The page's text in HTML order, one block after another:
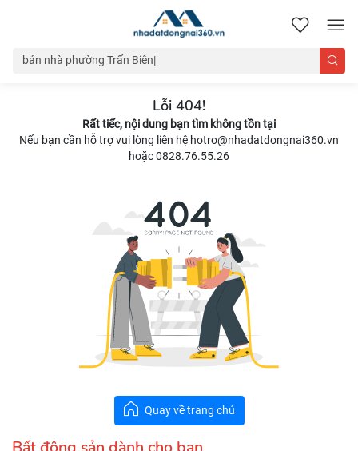
nhadatdongnai360.vn
Lỗi 404!
Rất tiếc, nội dung bạn tìm không tồn tại
Nếu bạn cần hỗ trợ vui lòng liên hệ hotro@nhadatdongnai360.vn
hoặc 0828.76.55.26
Quay về trang chủ